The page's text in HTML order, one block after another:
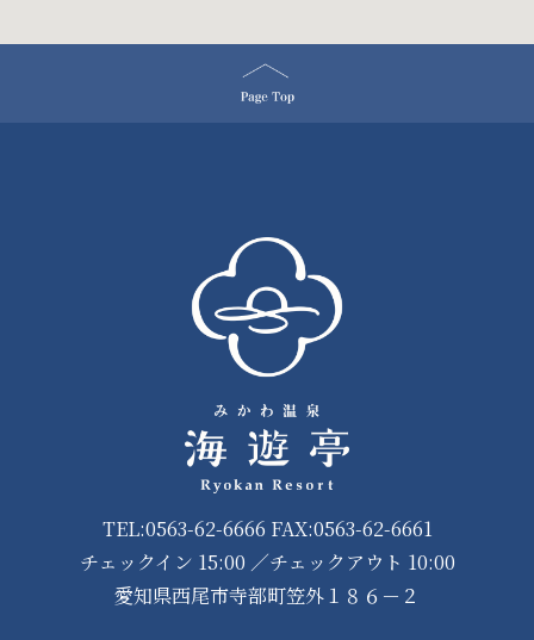
TEL:0563-62-6666 FAX:0563-62-6661
チェックイン 15:00 ／チェックアウト 10:00
愛知県西尾市寺部町笠外１８６－２